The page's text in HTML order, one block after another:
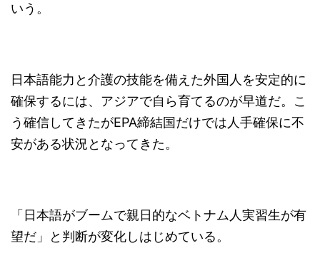
いう。
日本語能力と介護の技能を備えた外国人を安定的に
確保するには、アジアで自ら育てるのが早道だ。こ
う確信してきたがEPA締結国だけでは人手確保に不
安がある状況となってきた。
「日本語がブームで親日的なベトナム人実習生が有
望だ」と判断が変化しはじめている。